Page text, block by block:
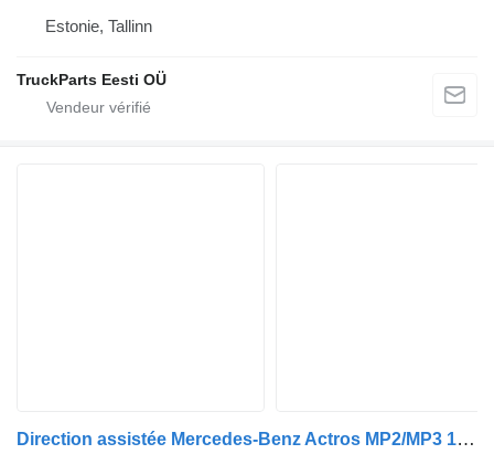
Estonie, Tallinn
TruckParts Eesti OÜ
Direction assistée Mercedes-Benz Actros MP2/MP3 1841 (01.02-) 3754600200 pour tracteur routier Mercedes-Benz Actros, Axor MP1, MP2, MP3 (1996-2014)